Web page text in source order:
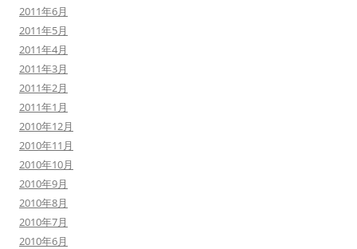
2011年6月
2011年5月
2011年4月
2011年3月
2011年2月
2011年1月
2010年12月
2010年11月
2010年10月
2010年9月
2010年8月
2010年7月
2010年6月